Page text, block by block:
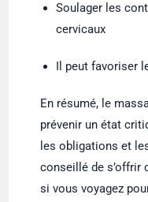
Soulager les
cervicaux
Il peut favoriser
En résumé, le
prévenir un état
les obligations et
conseillé de s’offrir
si vous voyagez